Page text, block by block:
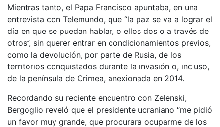
Mientras tanto, el Papa Francisco apuntaba, en una
entrevista con Telemundo, que “la paz se va a lograr el
día en que se puedan hablar, o ellos dos o a través de
otros”, sin querer entrar en condicionamientos previos,
como la devolución, por parte de Rusia, de los
territorios conquistados durante la invasión o, incluso,
de la península de Crimea, anexionada en 2014.
Recordando su reciente encuentro con Zelenski,
Bergoglio reveló que el presidente ucraniano “me pidió
un favor muy grande, que procurara ocuparme de los